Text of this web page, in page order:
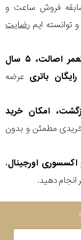
۱۵ سال سابقه فروش ساعت و
رضایت
گارانتی مادام‌العمر اصالت، ۵ سال
عرضه
مهلت بازگشت، امکان خرید
مطمئن و بدون
،
انجام دهید.